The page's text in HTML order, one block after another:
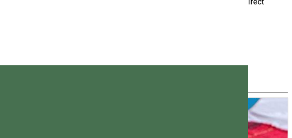
alimente după rețete culinare specifice zonei, ce sunt servite direct
condițiile privind sănătatea animală și siguranța alimentară.